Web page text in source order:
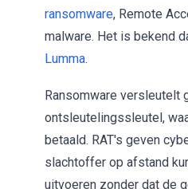
ransomware, Remote
malware. Het is bekend
Lumma.
Ransomware versleutelt
ontsleutelingssleutel,
betaald. RAT's geven
slachtoffer op afstand
uitvoeren zonder dat de